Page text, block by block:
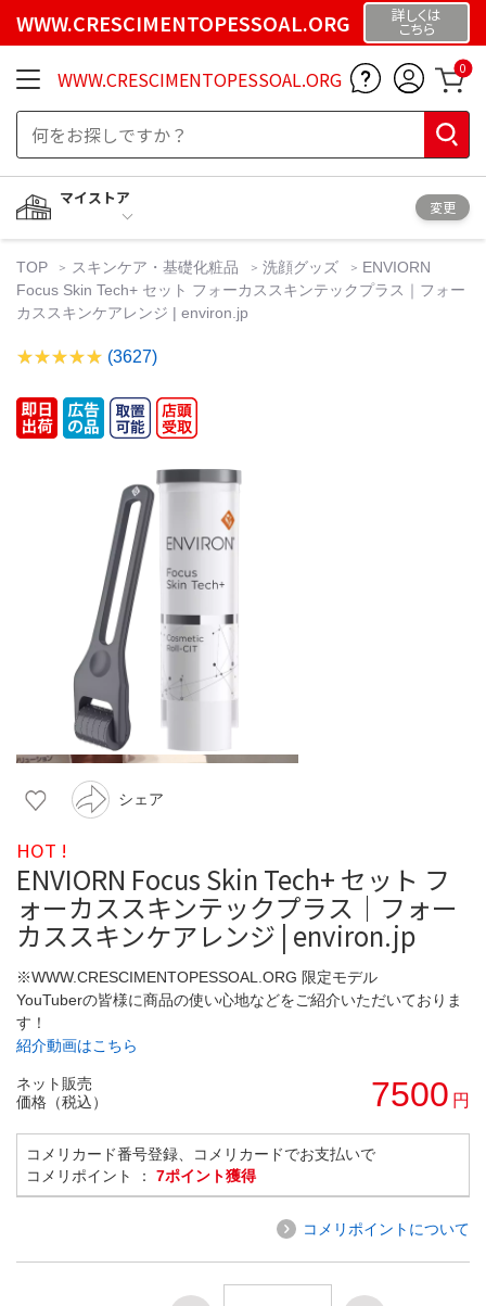
WWW.CRESCIMENTOPESSOAL.ORG 詳しくは
こちら
WWW.CRESCIMENTOPESSOAL.ORG 0
マイストア
変更
TOP スキンケア・基礎化粧品 洗顔グッズ
ENVIORN
Focus Skin Tech+ セット フォーカススキンテックプラス｜フォー
カススキンケアレンジ | environ.jp
(3627)
シェア
HOT !
ENVIORN Focus Skin Tech+ セット フ
ォーカススキンテックプラス｜フォー
カススキンケアレンジ | environ.jp
※WWW.CRESCIMENTOPESSOAL.ORG 限定モデル
YouTuberの皆様に商品の使い心地などをご紹介いただいておりま
す！
紹介動画はこちら
ネット販売
価格（税込）
7500 円
コメリカード番号登録、コメリカードでお支払いで
コメリポイント ： 7ポイント獲得
コメリポイントについて